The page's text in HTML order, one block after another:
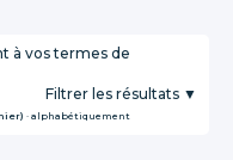
à vos termes de
Filtrer les résultats
· alphabétiquement